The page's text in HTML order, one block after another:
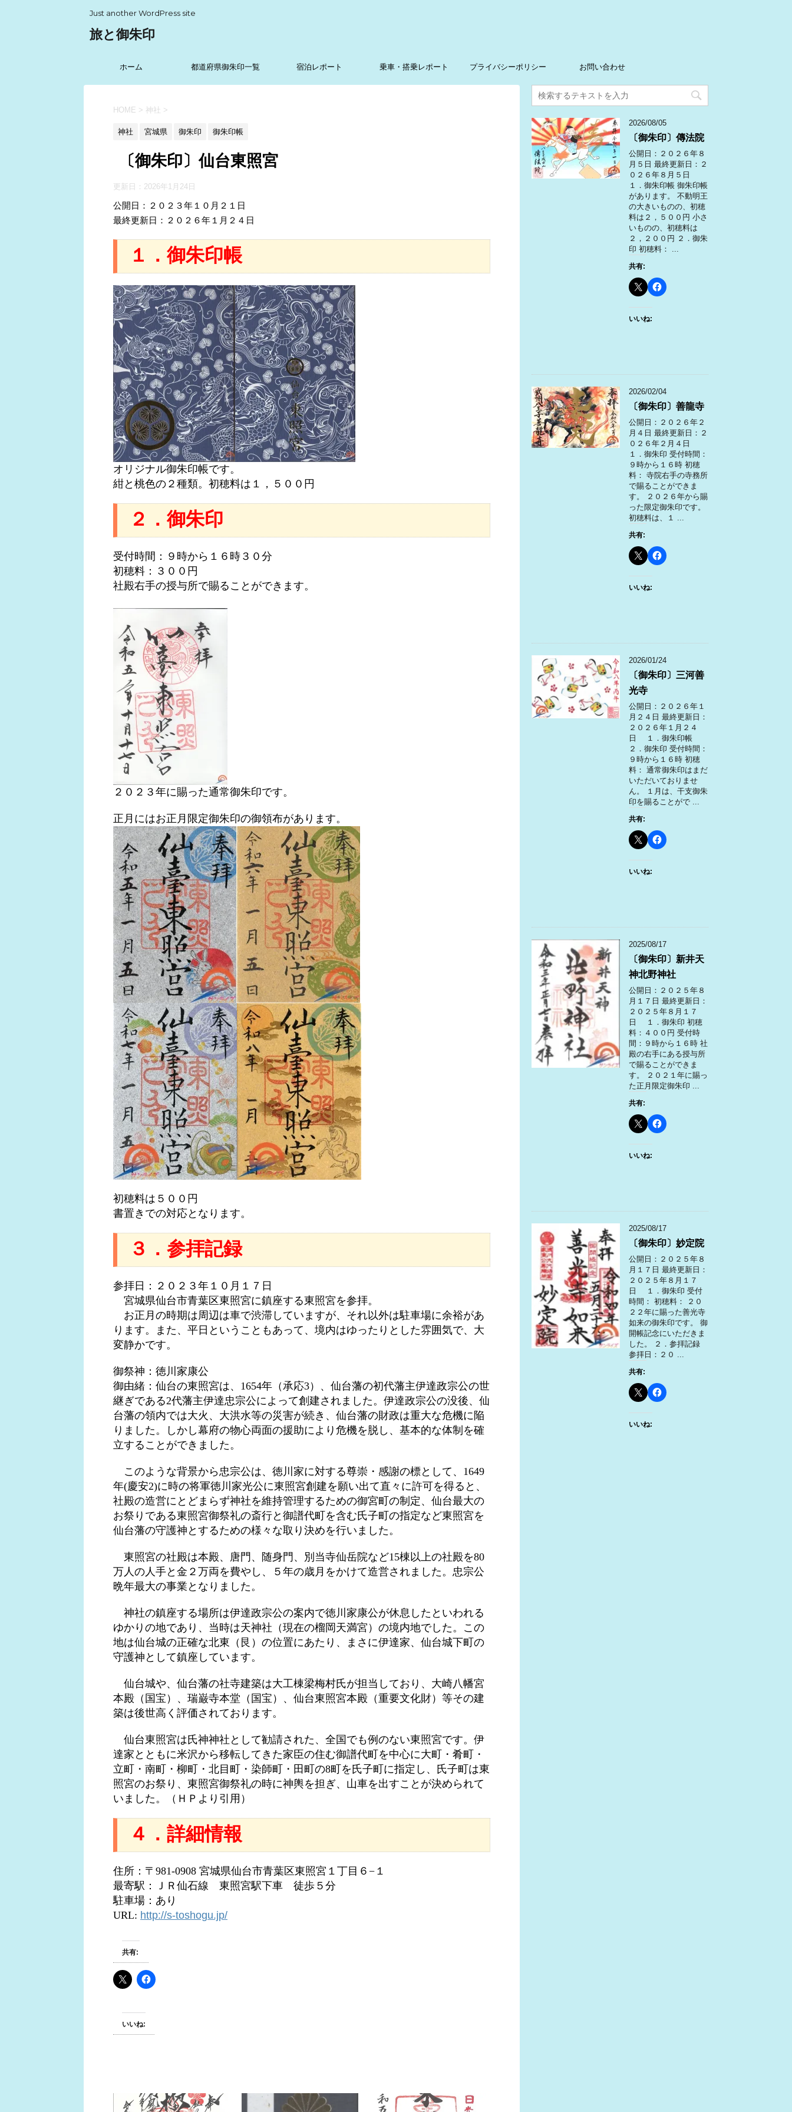
Just another WordPress site
旅と御朱印
ホーム 都道府県御朱印一覧 宿泊レポート 乗車・搭乗レポート プライバシーポリシー お問い合わせ
HOME > 神社 >
神社 宮城県 御朱印 御朱印帳
〔御朱印〕仙台東照宮
更新日： 2026年1月24日
公開日：２０２３年１０月２１日
最終更新日：２０２６年１月２４日
１．御朱印帳
オリジナル御朱印帳です。
紺と桃色の２種類。初穂料は１，５００円
２．御朱印
受付時間：９時から１６時３０分
初穂料：３００円
社殿右手の授与所で賜ることができます。
２０２３年に賜った通常御朱印です。
正月にはお正月限定御朱印の御領布があります。
初穂料は５００円
書置きでの対応となります。
３．参拝記録
参拝日：２０２３年１０月１７日
宮城県仙台市青葉区東照宮に鎮座する東照宮を参拝。
お正月の時期は周辺は車で渋滞していますが、それ以外は駐車場に余裕があ
ります。また、平日ということもあって、境内はゆったりとした雰囲気で、大
変静かです。
御祭神：徳川家康公
御由緒：仙台の東照宮は、1654年（承応3）、仙台藩の初代藩主伊達政宗公の世
継ぎである2代藩主伊達忠宗公によって創建されました。伊達政宗公の没後、仙
台藩の領内では大火、大洪水等の災害が続き、仙台藩の財政は重大な危機に陥
りました。しかし幕府の物心両面の援助により危機を脱し、基本的な体制を確
立することができました。
このような背景から忠宗公は、徳川家に対する尊崇・感謝の標として、1649
年(慶安2)に時の将軍徳川家光公に東照宮創建を願い出て直々に許可を得ると、
社殿の造営にとどまらず神社を維持管理するための御宮町の制定、仙台最大の
お祭りである東照宮御祭礼の斎行と御譜代町を含む氏子町の指定など東照宮を
仙台藩の守護神とするための様々な取り決めを行いました。
東照宮の社殿は本殿、唐門、随身門、別当寺仙岳院など15棟以上の社殿を80
万人の人手と金２万両を費やし、５年の歳月をかけて造営されました。忠宗公
晩年最大の事業となりました。
神社の鎮座する場所は伊達政宗公の案内で徳川家康公が休息したといわれる
ゆかりの地であり、当時は天神社（現在の榴岡天満宮）の境内地でした。この
地は仙台城の正確な北東（艮）の位置にあたり、まさに伊達家、仙台城下町の
守護神として鎮座しています。
仙台城や、仙台藩の社寺建築は大工棟梁梅村氏が担当しており、大崎八幡宮
本殿（国宝）、瑞巌寺本堂（国宝）、仙台東照宮本殿（重要文化財）等その建
築は後世高く評価されております。
仙台東照宮は氏神神社として勧請された、全国でも例のない東照宮です。伊
達家とともに米沢から移転してきた家臣の住む御譜代町を中心に大町・肴町・
立町・南町・柳町・北目町・染師町・田町の8町を氏子町に指定し、氏子町は東
照宮のお祭り、東照宮御祭礼の時に神輿を担ぎ、山車を出すことが決められて
いました。（ＨＰより引用）
４．詳細情報
住所：〒981-0908 宮城県仙台市青葉区東照宮１丁目６−１
最寄駅：ＪＲ仙石線 東照宮駅下車 徒歩５分
駐車場：あり
URL: http://s-toshogu.jp/
共有:
いいね:
2026/08/05
〔御朱印〕傳法院
公開日：２０２６年８
月５日 最終更新日：２
０２６年８月５日
１．御朱印帳 御朱印帳
があります。 不動明王
の大きいものの、初穂
料は２，５００円 小さ
いものの、初穂料は
２，２００円 ２．御朱
印 初穂料： ...
共有:
いいね:
2026/02/04
〔御朱印〕善龍寺
公開日：２０２６年２
月４日 最終更新日：２
０２６年２月４日
１．御朱印 受付時間：
９時から１６時 初穂
料： 寺院右手の寺務所
で賜ることができま
す。 ２０２６年から賜
った限定御朱印です。
初穂料は、１ ...
共有:
いいね:
2026/01/24
〔御朱印〕三河善
光寺
公開日：２０２６年１
月２４日 最終更新日：
２０２６年１月２４
日 １．御朱印帳
２．御朱印 受付時間：
９時から１６時 初穂
料： 通常御朱印はまだ
いただいておりませ
ん。 １月は、干支御朱
印を賜ることがで ...
共有:
いいね:
2025/08/17
〔御朱印〕新井天
神北野神社
公開日：２０２５年８
月１７日 最終更新日：
２０２５年８月１７
日 １．御朱印 初穂
料：４００円 受付時
間：９時から１６時 社
殿の右手にある授与所
で賜ることができま
す。 ２０２１年に賜っ
た正月限定御朱印 ...
共有:
いいね:
2025/08/17
〔御朱印〕妙定院
公開日：２０２５年８
月１７日 最終更新日：
２０２５年８月１７
日 １．御朱印 受付
時間： 初穂料： ２０
２２年に賜った善光寺
如来の御朱印です。 御
開帳記念にいただきま
した。 ２．参拝記録
参拝日：２０ ...
共有:
いいね: